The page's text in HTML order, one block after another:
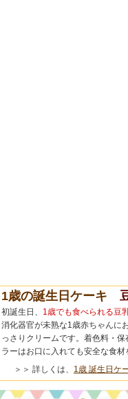
1歳の誕生日ケーキ
初誕生日、 1歳でも食べられる豆
消化器官が未熟な1歳赤ちゃんに
っさりクリームです。着色料・
ラーはお口に入れても安全な食材
＞＞ 詳しくは、 1歳 誕生日ケ